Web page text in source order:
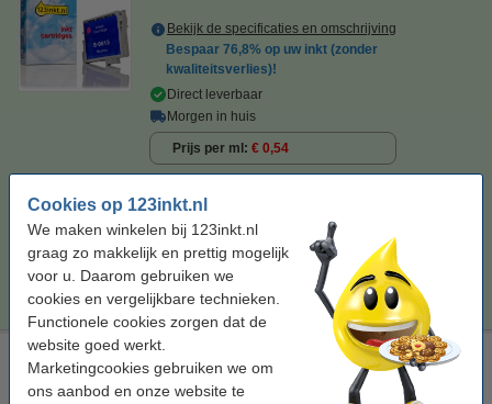
Cookies op 123inkt.nl
We maken winkelen bij 123inkt.nl
graag zo makkelijk en prettig mogelijk
voor u. Daarom gebruiken we
cookies en vergelijkbare technieken.
Functionele cookies zorgen dat de
website goed werkt.
Marketingcookies gebruiken we om
ons aanbod en onze website te
Bekijk de specificaties en omschrijving
Bespaar 76,8% op uw inkt (zonder
kwaliteitsverlies)!
Direct leverbaar
Morgen in huis
Prijs per ml € 0,54
€ 7,50
Tip
Wij adviseren u deze cartridge (het 123inkt huismerk) te nemen i.p.v.
de Epson-uitvoering.
Epson T0614 inktcartridge geel (origineel)
geel inkjet cartridge ± 250 pagina's